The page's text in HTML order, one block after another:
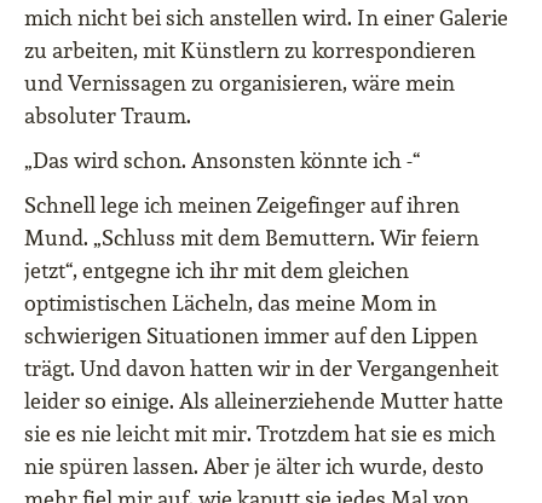
mich nicht bei sich anstellen wird. In einer Galerie
zu arbeiten, mit Künstlern zu korrespondieren
und Vernissagen zu organisieren, wäre mein
absoluter Traum.
„Das wird schon. Ansonsten könnte ich -“
Schnell lege ich meinen Zeigefinger auf ihren
Mund. „Schluss mit dem Bemuttern. Wir feiern
jetzt“, entgegne ich ihr mit dem gleichen
optimistischen Lächeln, das meine Mom in
schwierigen Situationen immer auf den Lippen
trägt. Und davon hatten wir in der Vergangenheit
leider so einige. Als alleinerziehende Mutter hatte
sie es nie leicht mit mir. Trotzdem hat sie es mich
nie spüren lassen. Aber je älter ich wurde, desto